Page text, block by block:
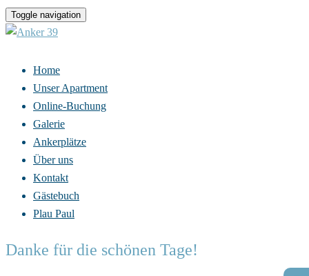
Toggle navigation
Home
Unser Apartment
Online-Buchung
Galerie
Ankerplätze
Über uns
Kontakt
Gästebuch
Plau Paul
Danke für die schönen Tage!